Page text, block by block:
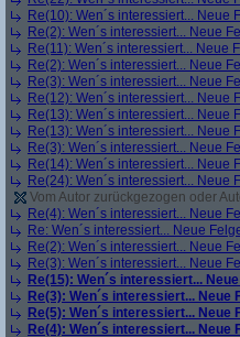
Re(10): Wen´s interessiert... Neue
Re(2): Wen´s interessiert... Neue
Re(11): Wen´s interessiert... Neue
Re(2): Wen´s interessiert... Neue
Re(3): Wen´s interessiert... Neue
Re(12): Wen´s interessiert... Neue
Re(13): Wen´s interessiert... Neue
Re(13): Wen´s interessiert... Neue
Re(3): Wen´s interessiert... Neue
Re(14): Wen´s interessiert... Neue
Re(24): Wen´s interessiert... Neue
Vom Autor zurückgezogen oder
Re(4): Wen´s interessiert... Neue
Re: Wen´s interessiert... Neue
Re(2): Wen´s interessiert... Neue
Re(3): Wen´s interessiert... Neue
Re(15): Wen´s interessiert...
Re(3): Wen´s interessiert... Neue
Re(5): Wen´s interessiert... Neue
Re(4): Wen´s interessiert... Neue